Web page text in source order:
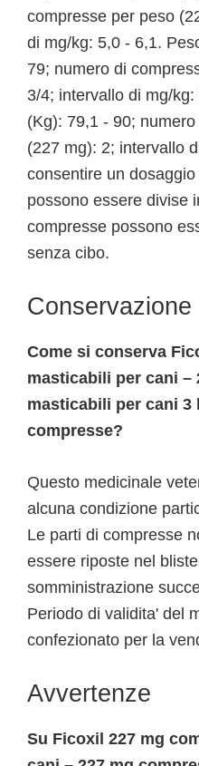
compresse per peso
di mg/kg: 5,0 - 6,1.
79; numero di
3/4; intervallo di mg/
(Kg): 79,1 - 90;
(227 mg): 2; intervallo
consentire un
possono essere divise
compresse possono
senza cibo.
Conservazione
Come si conserva
masticabili per cani –
masticabili per cani 3
compresse?
Questo medicinale
alcuna condizione
Le parti di compresse
essere riposte nel
somministrazione
Periodo di validita' del
confezionato per la
Avvertenze
Su Ficoxil 227 mg